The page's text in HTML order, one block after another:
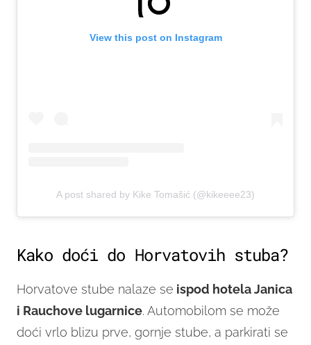
View this post on Instagram
A post shared by Kike Tomašić (@kikeeee23)
Kako doći do Horvatovih stuba?
Horvatove stube nalaze se ispod hotela Janica
i Rauchove lugarnice. Automobilom se može
doći vrlo blizu prve, gornje stube, a parkirati se